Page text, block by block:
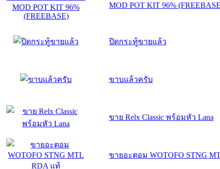
MOD POT KIT 96%
ปิดกระทู้ขายแล้ว
ขาบแล้วครับ
ขาย Relx Classic พร้อมหัว Lana
ขายอะตอม WOTOFO STNG